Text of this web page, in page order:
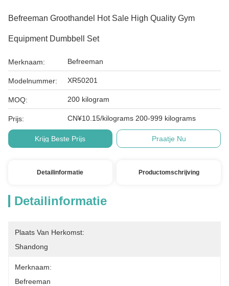
Befreeman Groothandel Hot Sale High Quality Gym
Equipment Dumbbell Set
Merknaam: Befreeman
Modelnummer: XR50201
MOQ: 200 kilogram
Prijs: CN¥10.15/kilograms 200-999 kilograms
Krijg Beste Prijs Praatje Nu
Detailinformatie Productomschrijving
Detailinformatie
Plaats Van Herkomst:
Shandong
Merknaam:
Befreeman